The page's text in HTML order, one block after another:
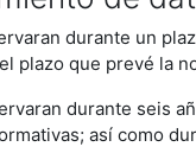
durante un
plazo que prevé la
durante seis
así como